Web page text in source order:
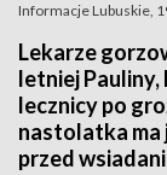
Informacje Lubuskie,
Lekarze
letniej
lecznicy po
nastolatka ma
przed